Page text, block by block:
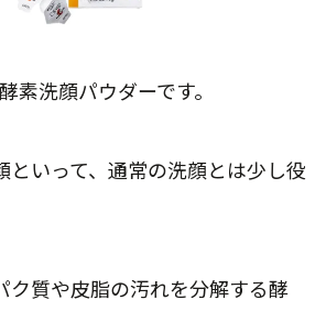
素洗顔パウダーです。
といって、通常の洗顔とは少し役
ク質や皮脂の汚れを分解する酵